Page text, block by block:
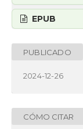
EPUB
PUBLICADO
2024-12-26
CÓMO CITAR